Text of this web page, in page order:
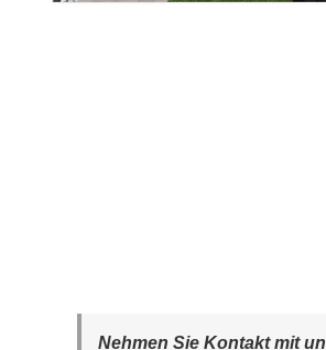
Nehmen Sie Kontakt mit